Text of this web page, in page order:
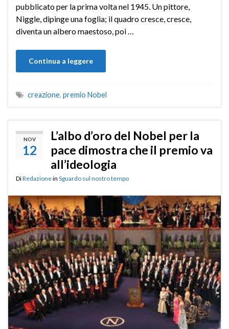
pubblicato per la prima volta nel 1945. Un pittore,
Niggle, dipinge una foglia; il quadro cresce, cresce,
diventa un albero maestoso, poi …
Continua a leggere
creazione, premio Nobel
NOV
12
L’albo d’oro del Nobel per la
pace dimostra che il premio va
all’ideologia
DiRedazionein Sguardo sul nostro tempo